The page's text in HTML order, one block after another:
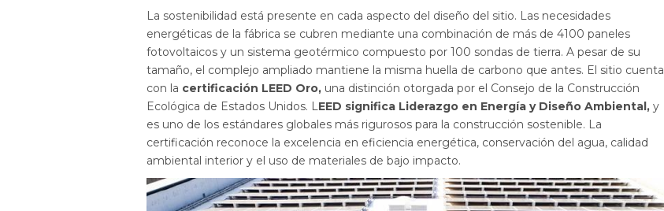
La sostenibilidad está presente en cada aspecto del diseño del sitio. Las necesidades
energéticas de la fábrica se cubren mediante una combinación de más de 4100 paneles
fotovoltaicos y un sistema geotérmico compuesto por 100 sondas de tierra. A pesar de su
tamaño, el complejo ampliado mantiene la misma huella de carbono que antes. El sitio cuenta
con la certificación LEED Oro, una distinción otorgada por el Consejo de la Construcción
Ecológica de Estados Unidos. LEED significa Liderazgo en Energía y Diseño Ambiental, y
es uno de los estándares globales más rigurosos para la construcción sostenible. La
certificación reconoce la excelencia en eficiencia energética, conservación del agua, calidad
ambiental interior y el uso de materiales de bajo impacto.